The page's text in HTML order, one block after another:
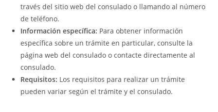
través del sitio web del consulado o llamando al número
de teléfono.
Información específica: Para obtener información
específica sobre un trámite en particular, consulte la
página web del consulado o contacte directamente al
consulado.
Requisitos: Los requisitos para realizar un trámite
pueden variar según el trámite y el consulado.